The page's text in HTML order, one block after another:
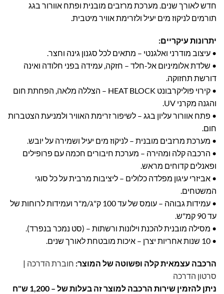
חדש לאורך שנים. מערכת מרזבים מובנית ופתח אוורור בגג
תורמים לניקוז מים יעיל ולזרימת אוויר מיטבית.
יתרונות עיקריים:
• עיצוב מודרני ואלגנטי – מתאים לכל סגנון גינה וחצר.
• שלדת אלומיניום אל-חלד – חזקה, עמידה בפני חלודה ואינה
דורשת תחזוקה.
• קירוי פוליקרבונט HEAT BLOCK – הצללה מלאה, הפחתת חום
והגנה מקרני UV.
• פתח אוורור עליון בגג – לשיפור זרימת האוויר ולמניעת הצטברות
חום.
• מערכת מרזבים מובנית – לניקוז מים יעיל ושמירה על יובש.
• הרכבה קלה ומהירה – מערכת חיבורים חכמה עם פרופילים
ופאנלים קדוחים מראש.
• אביזרי עיגון מפלדה כלולים – ליציבות מרבית על כל סוגי
המשטחים.
• עמידות גבוהה – עומס של עד 100 ק"ג/מ"ר ועמידות לרוחות של
עד 90 קמ"ש.
• מסילה מובנית להכנת וילונות ורשתות – (סט נמכר בנפרד).
• 10 שנות אחריות יצרן – איכות מובטחת לאורך שנים.
הרכבה עצמאית קלה ופשוטה של המוצר: חוברת הדרכה |
סרטון הדרכה
ניתן להזמין שירות הרכבה למוצר זה בעלות של – 1,200 ש"ח